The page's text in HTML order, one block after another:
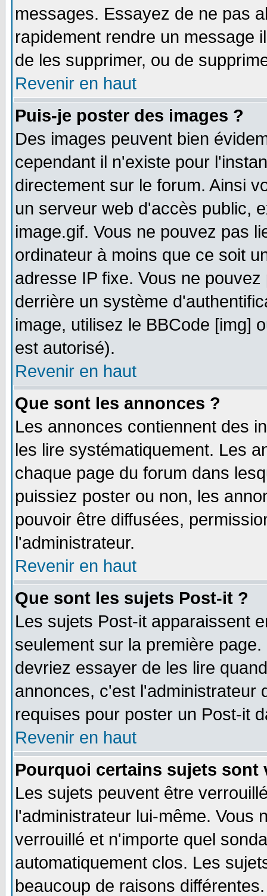
messages. Essayez de ne pas
rapidement rendre un message
de les supprimer, ou de
Revenir en haut
Puis-je poster des images ?
Des images peuvent bien
cependant il n'existe pour
directement sur le forum. Ainsi
un serveur web d'accès public,
image.gif. Vous ne pouvez pas
ordinateur à moins que ce soit
adresse IP fixe. Vous ne
derrière un système
image, utilisez le BBCode [img]
est autorisé).
Revenir en haut
Que sont les annonces ?
Les annonces contiennent des
les lire systématiquement. Les
chaque page du forum dans
puissiez poster ou non, les
pouvoir être diffusées,
l'administrateur.
Revenir en haut
Que sont les sujets Post-it ?
Les sujets Post-it apparaissent
seulement sur la première
devriez essayer de les lire
annonces, c'est l'administrateur
requises pour poster un Post-it
Revenir en haut
Pourquoi certains sujets sont
Les sujets peuvent être
l'administrateur lui-même. Vous
verrouillé et n'importe quel
automatiquement clos. Les
beaucoup de raisons différentes.